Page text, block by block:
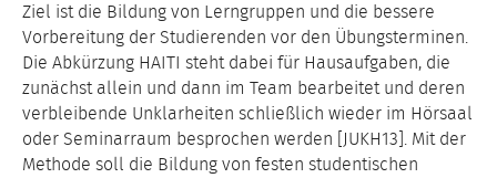
Ziel ist die Bildung von Lerngruppen und die bessere
Vorbereitung der Studierenden vor den Übungsterminen.
Die Abkürzung HAITI steht dabei für Hausaufgaben, die
zunächst allein und dann im Team bearbeitet und deren
verbleibende Unklarheiten schließlich wieder im Hörsaal
oder Seminarraum besprochen werden [JUKH13]. Mit der
Methode soll die Bildung von festen studentischen